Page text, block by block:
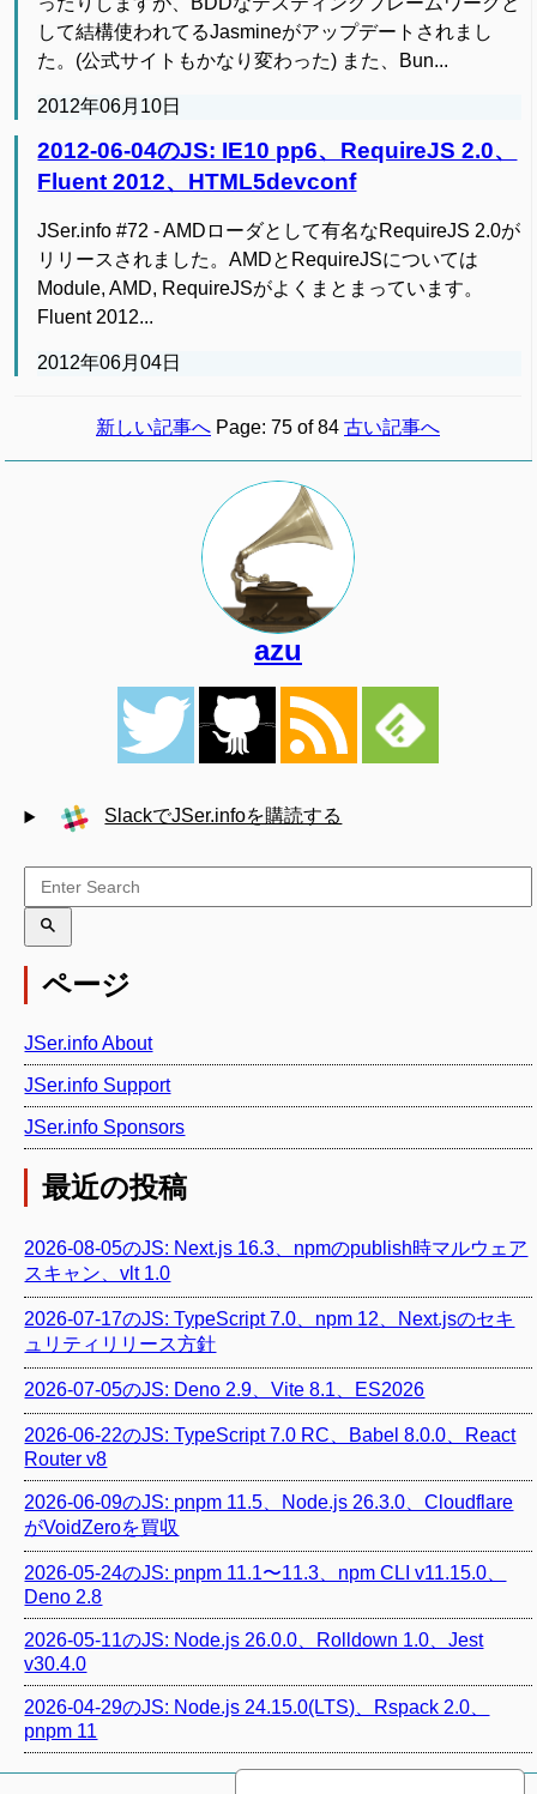
して結構使われてるJasmineがアップデートされまし
た。(公式サイトもかなり変わった) また、Bun...
2012年06月10日
2012-06-04のJS: IE10 pp6、RequireJS 2.0、
Fluent 2012、HTML5devconf
JSer.info #72 - AMDローダとして有名なRequireJS 2.0が
リリースされました。AMDとRequireJSについては
Module, AMD, RequireJSがよくまとまっています。
Fluent 2012...
2012年06月04日
新しい記事へ Page: 75 of 84 古い記事へ
azu
SlackでJSer.infoを購読する
ページ
JSer.info About
JSer.info Support
JSer.info Sponsors
最近の投稿
2026-08-05のJS: Next.js 16.3、npmのpublish時マルウェア
スキャン、vlt 1.0
2026-07-17のJS: TypeScript 7.0、npm 12、Next.jsのセキ
ュリティリリース方針
2026-07-05のJS: Deno 2.9、Vite 8.1、ES2026
2026-06-22のJS: TypeScript 7.0 RC、Babel 8.0.0、React
Router v8
2026-06-09のJS: pnpm 11.5、Node.js 26.3.0、Cloudflare
がVoidZeroを買収
2026-05-24のJS: pnpm 11.1〜11.3、npm CLI v11.15.0、
Deno 2.8
2026-05-11のJS: Node.js 26.0.0、Rolldown 1.0、Jest
v30.4.0
2026-04-29のJS: Node.js 24.15.0(LTS)、Rspack 2.0、
pnpm 11